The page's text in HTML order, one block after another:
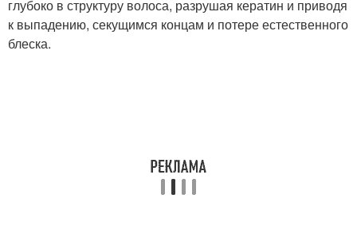
Волос на солнце
глубоко в структуру волоса, разрушая кератин и приводя
к выпадению, секущимся концам и потере естественного
блеска.